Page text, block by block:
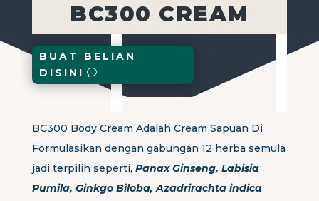
BC300 CREAM
BUAT BELIAN
DISINI
BC300 Body Cream Adalah Cream Sapuan Di
Formulasikan dengan gabungan 12 herba semula
jadi terpilih seperti, Panax Ginseng, Labisia
Pumila, Ginkgo Biloba, Azadrirachta indica